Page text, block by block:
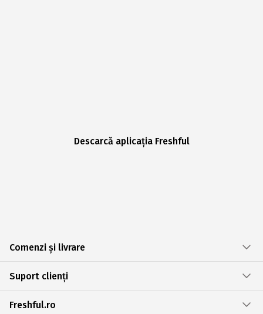
Descarcă aplicația Freshful
Comenzi și livrare
Suport clienți
Freshful.ro